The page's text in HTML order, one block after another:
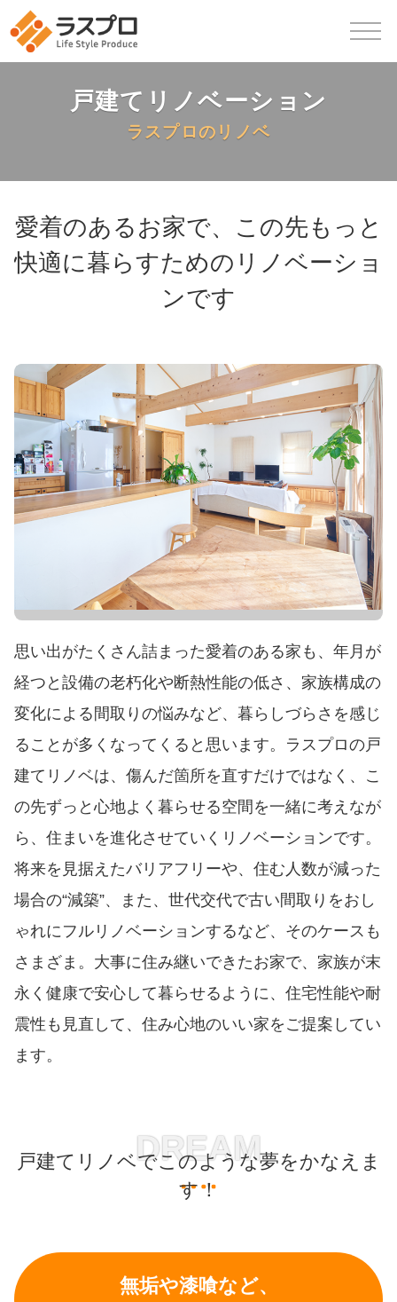
戸建てリノベーション
ラスプロのリノベ
愛着のあるお家で、この先もっと
快適に暮らすためのリノベーショ
ンです
思い出がたくさん詰まった愛着のある家も、年月が
経つと設備の老朽化や断熱性能の低さ、家族構成の
変化による間取りの悩みなど、暮らしづらさを感じ
ることが多くなってくると思います。ラスプロの戸
建てリノベは、傷んだ箇所を直すだけではなく、こ
の先ずっと心地よく暮らせる空間を一緒に考えなが
ら、住まいを進化させていくリノベーションです。
将来を見据えたバリアフリーや、住む人数が減った
場合の“減築”、また、世代交代で古い間取りをおし
ゃれにフルリノベーションするなど、そのケースも
さまざま。大事に住み継いできたお家で、家族が末
永く健康で安心して暮らせるように、住宅性能や耐
震性も見直して、住み心地のいい家をご提案してい
ます。
戸建てリノベでこのような夢をかなえま
す！
DREAM
無垢や漆喰など、